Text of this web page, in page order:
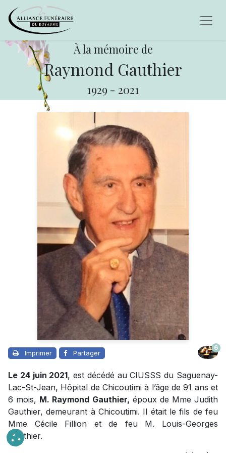
À la mémoire de
Raymond Gauthier
1929 - 2021
Imprimer Partager
6
Le 24 juin 2021, est décédé au CIUSSS du Saguenay-
Lac-St-Jean, Hôpital de Chicoutimi à l’âge de 91 ans et
6 mois, M. Raymond Gauthier, époux de Mme Judith
Gauthier, demeurant à Chicoutimi. Il était le fils de feu
Mme Cécile Fillion et de feu M. Louis-Georges
Gauthier.